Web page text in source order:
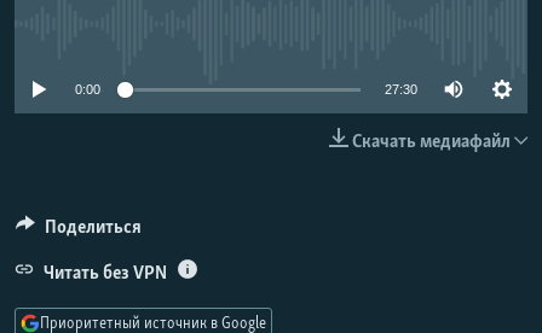
0:00 27:30
Скачать медиафайл
Поделиться
Читать без VPN
Приоритетный источник в Google